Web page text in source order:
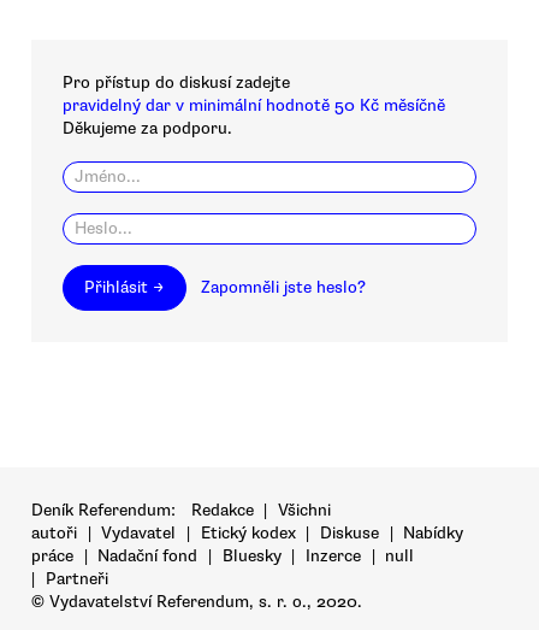
Pro přístup do diskusí zadejte
pravidelný dar v minimální hodnotě 50 Kč měsíčně
Děkujeme za podporu.
Přihlásit → Zapomněli jste heslo?
Deník Referendum: Redakce | Všichni
autoři | Vydavatel | Etický kodex | Diskuse | Nabídky
práce | Nadační fond | Bluesky | Inzerce | null
|
Partneři
© Vydavatelství Referendum, s. r. o., 2020.